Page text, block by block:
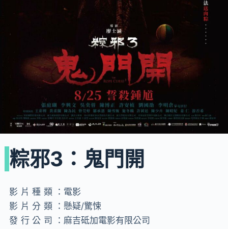
粽邪3：鬼門開
影片種類： 電影
影片分類：懸疑/驚悚
發行公司： 麻吉砥加電影有限公司